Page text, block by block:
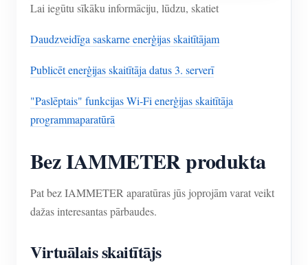
Lai iegūtu sīkāku informāciju, lūdzu, skatiet
Daudzveidīga saskarne enerģijas skaitītājam
Publicēt enerģijas skaitītāja datus 3. serverī
"Paslēptais" funkcijas Wi-Fi enerģijas skaitītāja
programmaparatūrā
Bez IAMMETER produkta
Pat bez IAMMETER aparatūras jūs joprojām varat veikt
dažas interesantas pārbaudes.
Virtuālais skaitītājs